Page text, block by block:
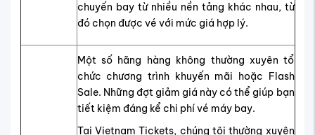
chuyến bay từ nhiều nền tảng khác nhau, từ
đó chọn được vé với mức giá hợp lý.
Một số hãng hàng không thường xuyên tổ
chức chương trình khuyến mãi hoặc Flash
Sale. Những đợt giảm giá này có thể giúp bạn
tiết kiệm đáng kể chi phí vé máy bay.
Tại Vietnam Tickets, chúng tôi thường xuyên